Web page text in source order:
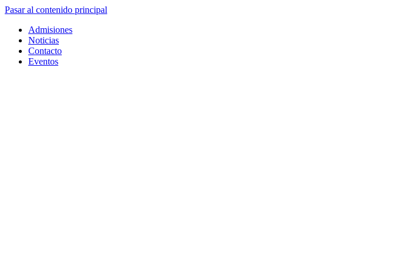
Pasar al contenido principal
Admisiones
Noticias
Contacto
Eventos